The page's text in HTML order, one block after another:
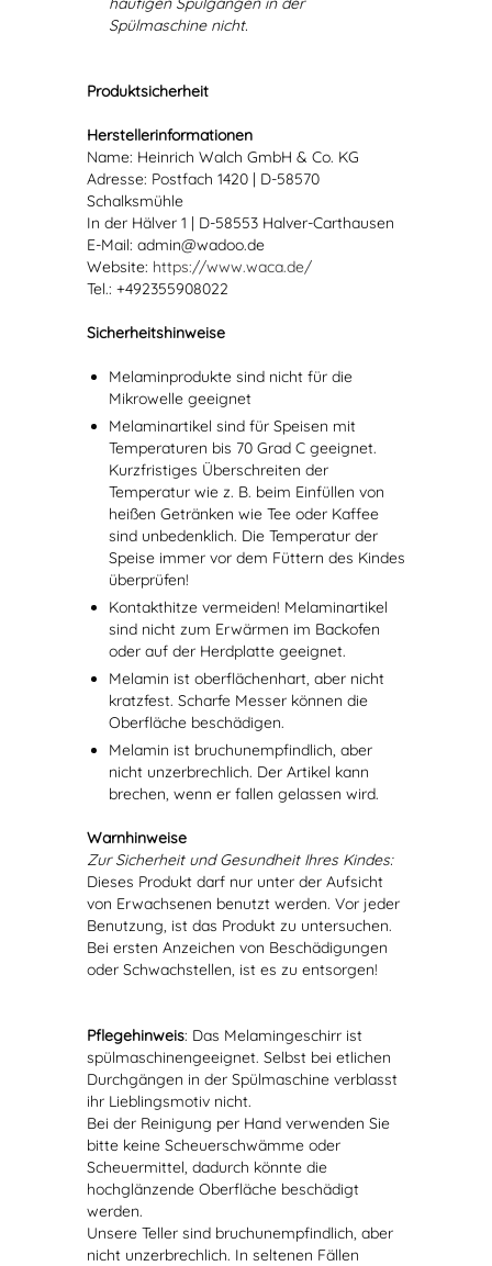
Spülmaschine nicht.
Produktsicherheit
Herstellerinformationen
Name: Heinrich Walch GmbH & Co. KG
Adresse: Postfach 1420 | D-58570
Schalksmühle
In der Hälver 1 | D-58553 Halver-Carthausen
E-Mail: admin@wadoo.de
Website: https://www.waca.de/
Tel.: +492355908022
Sicherheitshinweise
Melaminprodukte sind nicht für die
Mikrowelle geeignet
Melaminartikel sind für Speisen mit
Temperaturen bis 70 Grad C geeignet.
Kurzfristiges Überschreiten der
Temperatur wie z. B. beim Einfüllen von
heißen Getränken wie Tee oder Kaffee
sind unbedenklich. Die Temperatur der
Speise immer vor dem Füttern des Kindes
überprüfen!
Kontakthitze vermeiden! Melaminartikel
sind nicht zum Erwärmen im Backofen
oder auf der Herdplatte geeignet.
Melamin ist oberflächenhart, aber nicht
kratzfest. Scharfe Messer können die
Oberfläche beschädigen.
Melamin ist bruchunempfindlich, aber
nicht unzerbrechlich. Der Artikel kann
brechen, wenn er fallen gelassen wird.
Warnhinweise
Zur Sicherheit und Gesundheit Ihres Kindes:
Dieses Produkt darf nur unter der Aufsicht
von Erwachsenen benutzt werden. Vor jeder
Benutzung, ist das Produkt zu untersuchen.
Bei ersten Anzeichen von Beschädigungen
oder Schwachstellen, ist es zu entsorgen!
Pflegehinweis: Das Melamingeschirr ist
spülmaschinengeeignet. Selbst bei etlichen
Durchgängen in der Spülmaschine verblasst
ihr Lieblingsmotiv nicht.
Bei der Reinigung per Hand verwenden Sie
bitte keine Scheuerschwämme oder
Scheuermittel, dadurch könnte die
hochglänzende Oberfläche beschädigt
werden.
Unsere Teller sind bruchunempfindlich, aber
nicht unzerbrechlich. In seltenen Fällen